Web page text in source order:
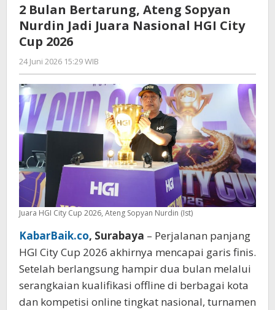
Ateng
Sopyan
HGI
City
Cup
2026
2 Bulan Bertarung, Ateng Sopyan
Nurdin Jadi Juara Nasional HGI City
Cup 2026
24 Juni 2026 15:29 WIB
Imam
WD
Juara HGI City Cup 2026, Ateng Sopyan Nurdin (Ist)
KabarBaik.co, Surabaya – Perjalanan panjang
HGI City Cup 2026 akhirnya mencapai garis finis.
Setelah berlangsung hampir dua bulan melalui
serangkaian kualifikasi offline di berbagai kota
dan kompetisi online tingkat nasional, turnamen